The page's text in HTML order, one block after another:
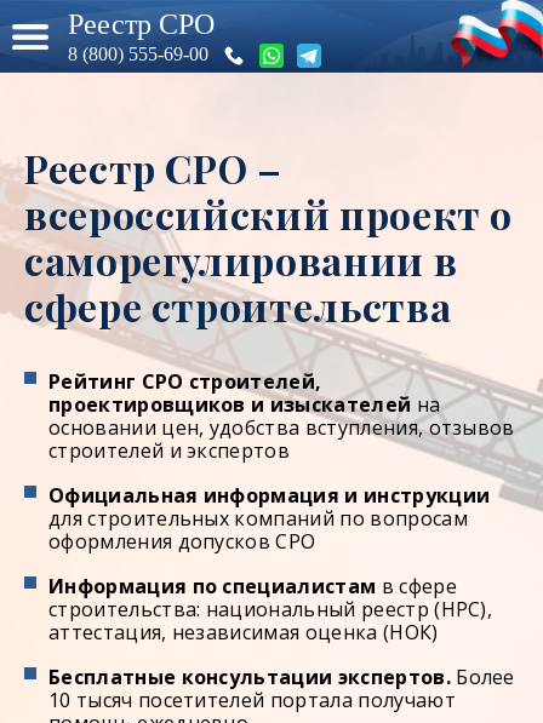
Реестр СРО
8 (800) 555-69-00
Реестр СРО –
всероссийский проект о
саморегулировании в
сфере строительства
Рейтинг СРО строителей,
проектировщиков и изыскателей на
основании цен, удобства вступления, отзывов
строителей и экспертов
Официальная информация и инструкции
для строительных компаний по вопросам
оформления допусков СРО
Информация по специалистам в сфере
строительства: национальный реестр (НРС),
аттестация, независимая оценка (НОК)
Бесплатные консультации экспертов.Более
10 тысяч посетителей портала получают